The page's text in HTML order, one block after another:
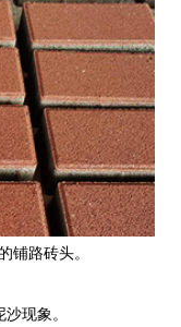
路砖头。
现象。